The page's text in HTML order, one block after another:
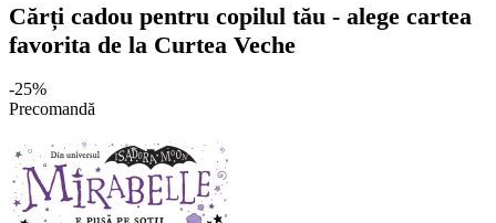
Cărți cadou pentru copilul tău - alege cartea
favorita de la Curtea Veche
-25%
Precomandă